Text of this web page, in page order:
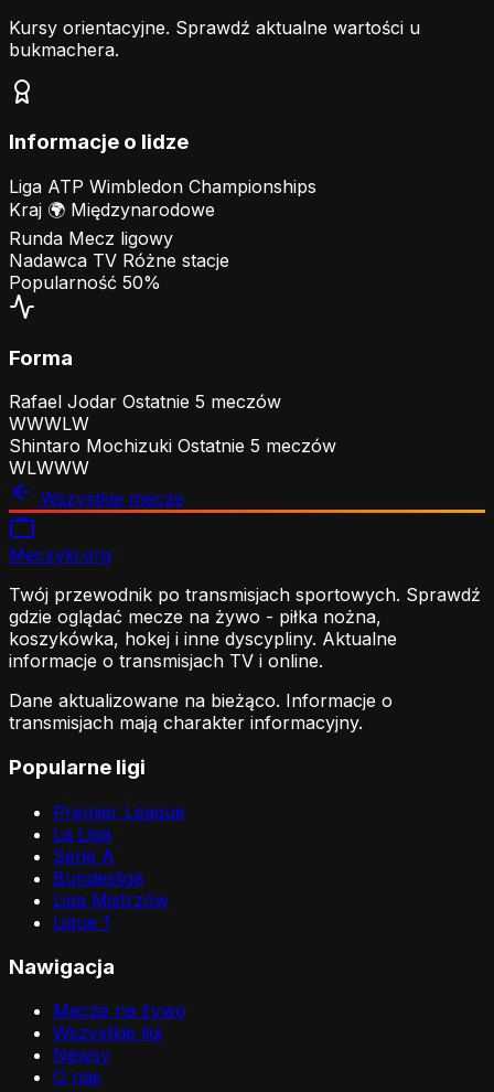
Kursy orientacyjne. Sprawdź aktualne wartości u
bukmachera.
Informacje o lidze
Liga ATP Wimbledon Championships
Kraj 🌍 Międzynarodowe
Runda Mecz ligowy
Nadawca TV Różne stacje
Popularność 50%
Forma
Rafael Jodar Ostatnie 5 meczów
WWWLW
Shintaro Mochizuki Ostatnie 5 meczów
WLWWW
Wszystkie mecze
Meczyki.org
Twój przewodnik po transmisjach sportowych. Sprawdź
gdzie oglądać mecze na żywo - piłka nożna,
koszykówka, hokej i inne dyscypliny. Aktualne
informacje o transmisjach TV i online.
Dane aktualizowane na bieżąco. Informacje o
transmisjach mają charakter informacyjny.
Popularne ligi
Premier League
La Liga
Serie A
Bundesliga
Liga Mistrzów
Ligue 1
Nawigacja
Mecze na żywo
Wszystkie ligi
Newsy
O nas